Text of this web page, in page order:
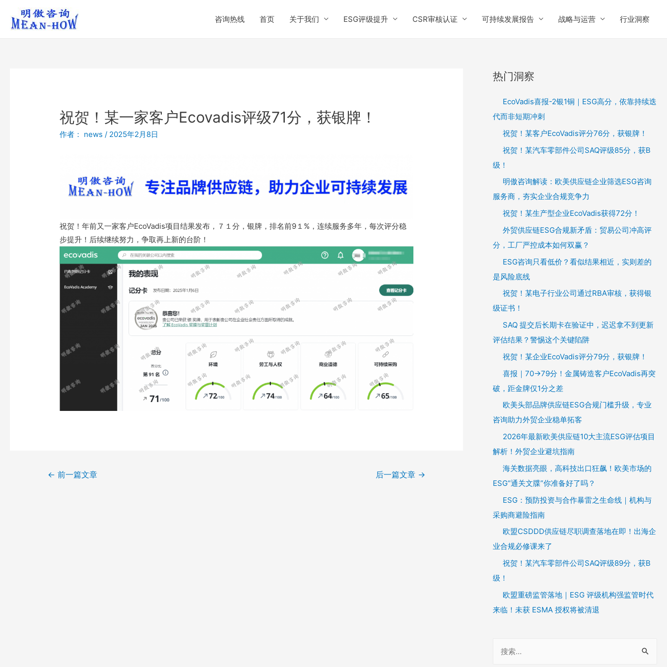
咨询热线 首页 关于我们 ESG评级提升 CSR审核认证 可持续发展报告 战略与运营 行业洞察
祝贺！某一家客户Ecovadis评级71分，获银牌！
作者： news / 2025年2月8日
祝贺！年前又一家客户EcoVadis项目结果发布，７１分，银牌，排名前9１%，连续服务多年，每次评分稳
步提升！后续继续努力，争取再上新的台阶！
← 前一篇文章 后一篇文章 →
热门洞察
EcoVadis喜报-2银1铜｜ESG高分，依靠持续迭
代而非短期冲刺
祝贺！某客户EcoVadis评分76分，获银牌！
祝贺！某汽车零部件公司SAQ评级85分，获B
级！
明傲咨询解读：欧美供应链企业筛选ESG咨询
服务商，夯实企业合规竞争力
祝贺！某生产型企业EcoVadis获得72分！
外贸供应链ESG合规新矛盾：贸易公司冲高评
分，工厂严控成本如何双赢？
ESG咨询只看低价？看似结果相近，实则差的
是风险底线
祝贺！某电子行业公司通过RBA审核，获得银
级证书！
SAQ 提交后长期卡在验证中，迟迟拿不到更新
评估结果？警惕这个关键陷阱
祝贺！某企业EcoVadis评分79分，获银牌！
喜报｜70→79分！金属铸造客户EcoVadis再突
破，距金牌仅1分之差
欧美头部品牌供应链ESG合规门槛升级，专业
咨询助力外贸企业稳单拓客
2026年最新欧美供应链10大主流ESG评估项目
解析！外贸企业避坑指南
海关数据亮眼，高科技出口狂飙！欧美市场的
ESG“通关文牒”你准备好了吗？
ESG：预防投资与合作暴雷之生命线｜机构与
采购商避险指南
欧盟CSDDD供应链尽职调查落地在即！出海企
业合规必修课来了
祝贺！某汽车零部件公司SAQ评级89分，获B
级！
欧盟重磅监管落地｜ESG 评级机构强监管时代
来临！未获 ESMA 授权将被清退